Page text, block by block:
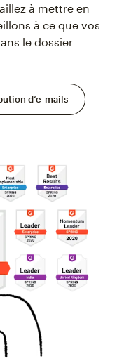
à mettre en
à ce que vos
le dossier
d’e-mails